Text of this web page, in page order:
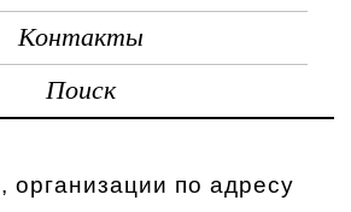
Контакты
Поиск
по адресу